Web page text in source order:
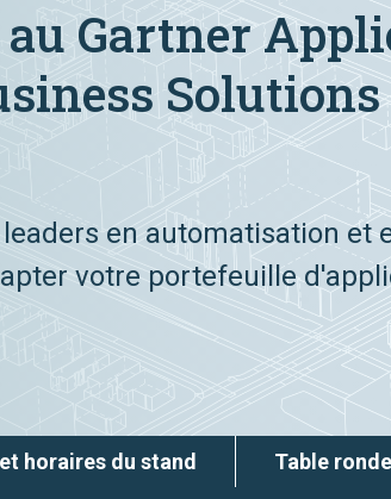
Gartner
en automatisation et
votre portefeuille
horaires du stand Table ronde